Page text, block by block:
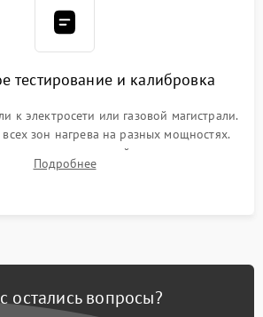
тестирование и калибровка
к электросети или газовой магистрали.
зон нагрева на разных мощностях.
управления, таймера, индикаторов
и систем защиты от перегрева.
Подробнее
остались вопросы?